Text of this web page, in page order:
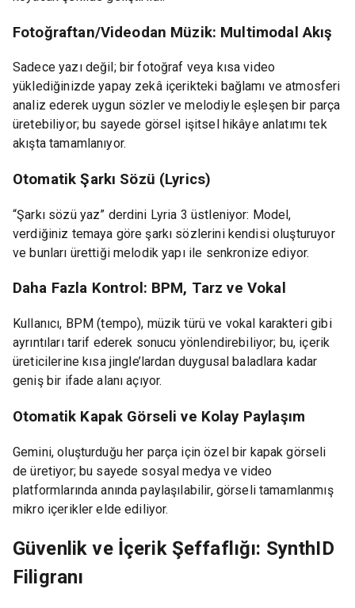
Fotoğraftan/Videodan Müzik: Multimodal Akış
Sadece yazı değil; bir fotoğraf veya kısa video
yüklediğinizde yapay zekâ içerikteki bağlamı ve atmosferi
analiz ederek uygun sözler ve melodiyle eşleşen bir parça
üretebiliyor; bu sayede görsel işitsel hikâye anlatımı tek
akışta tamamlanıyor.
Otomatik Şarkı Sözü (Lyrics)
“Şarkı sözü yaz” derdini Lyria 3 üstleniyor: Model,
verdiğiniz temaya göre şarkı sözlerini kendisi oluşturuyor
ve bunları ürettiği melodik yapı ile senkronize ediyor.
Daha Fazla Kontrol: BPM, Tarz ve Vokal
Kullanıcı, BPM (tempo), müzik türü ve vokal karakteri gibi
ayrıntıları tarif ederek sonucu yönlendirebiliyor; bu, içerik
üreticilerine kısa jingle’lardan duygusal baladlara kadar
geniş bir ifade alanı açıyor.
Otomatik Kapak Görseli ve Kolay Paylaşım
Gemini, oluşturduğu her parça için özel bir kapak görseli
de üretiyor; bu sayede sosyal medya ve video
platformlarında anında paylaşılabilir, görseli tamamlanmış
mikro içerikler elde ediliyor.
Güvenlik ve İçerik Şeffaflığı: SynthID
Filigranı